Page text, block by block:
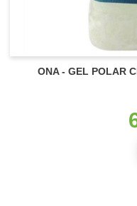
ONA - GEL POLAR